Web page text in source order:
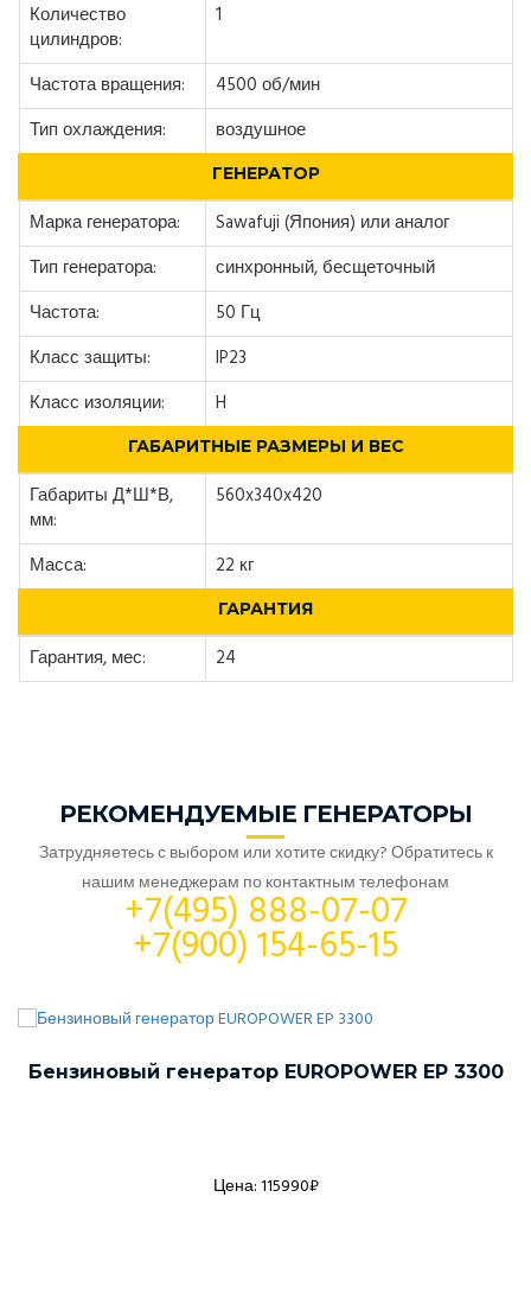
Количество
цилиндров:
1
Частота вращения:
4500 об/мин
Тип охлаждения:
воздушное
ГЕНЕРАТОР
Марка генератора:
Sawafuji (Япония) или аналог
Тип генератора:
синхронный, бесщеточный
Частота:
50 Гц
Класс защиты:
IP23
Класс изоляции:
H
ГАБАРИТНЫЕ РАЗМЕРЫ И ВЕС
Габариты Д*Ш*В,
мм:
560x340x420
Масса: 22 кг
ГАРАНТИЯ
Гарантия, мес: 24
РЕКОМЕНДУЕМЫЕ ГЕНЕРАТОРЫ
Затрудняетесь с выбором или хотите скидку? Обратитесь к
нашим менеджерам по контактным телефонам
+7(495) 888-07-07
+7(900) 154-65-15
Бензиновый генератор EUROPOWER EP 3300
Цена: 115990₽